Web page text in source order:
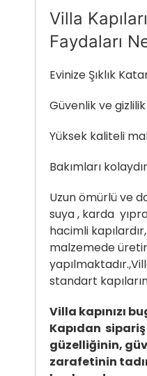
Villa
Faydaları
Evinize Şıklık
Güvenlik ve
Yüksek kaliteli
Bakımları kolaydır
Uzun ömürlü ve
suya , karda
hacimli
malzemede
standart
Villa kapınızı
Kapıdan sipariş
güzelliğinin,
zarafetinin